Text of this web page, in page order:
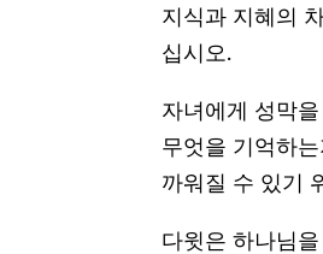
지식과 지혜의
십시오.
자녀에게 성막
무엇을 기억하
까워질 수 있기
다윗은 하나님